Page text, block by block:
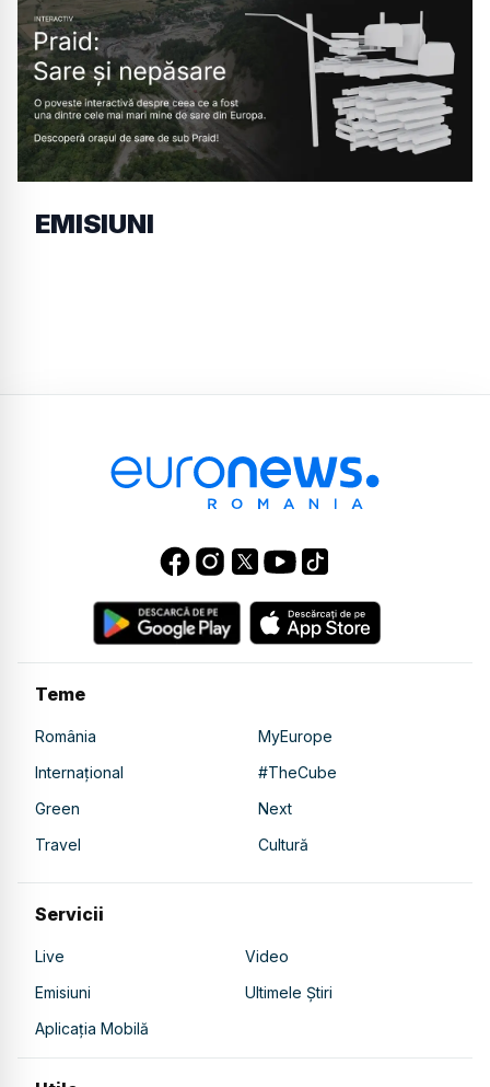
EMISIUNI
Teme
România
MyEurope
Internațional
#TheCube
Green
Next
Travel
Cultură
Servicii
Live
Video
Emisiuni
Ultimele Știri
Aplicația Mobilă